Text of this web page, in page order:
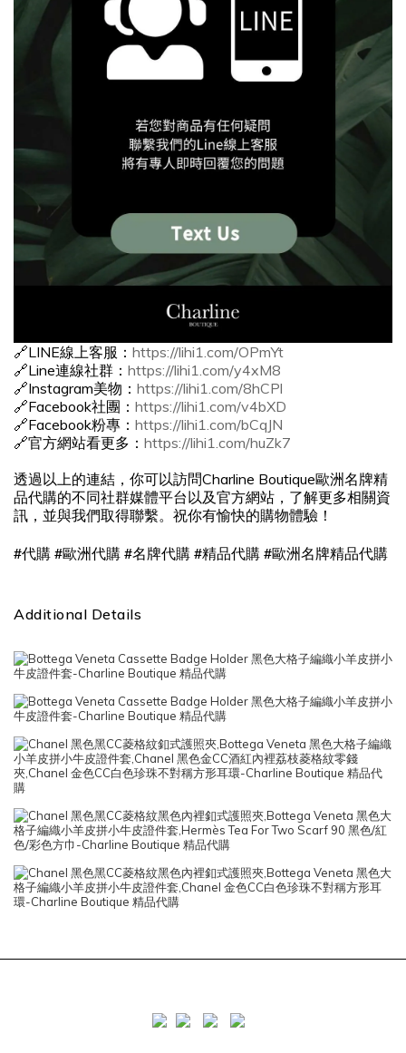
🔗LINE線上客服： https://lihi1.com/OPmYt
🔗Line連線社群： https://lihi1.com/y4xM8
🔗Instagram美物： https://lihi1.com/8hCPl
🔗Facebook社團： https://lihi1.com/v4bXD
🔗Facebook粉專： https://lihi1.com/bCqJN
🔗官方網站看更多： https://lihi1.com/huZk7
透過以上的連結，你可以訪問Charline Boutique歐洲名牌精
品代購的不同社群媒體平台以及官方網站，了解更多相關資
訊，並與我們取得聯繫。祝你有愉快的購物體驗！
#代購 #歐洲代購 #名牌代購 #精品代購 #歐洲名牌精品代購
Additional Details